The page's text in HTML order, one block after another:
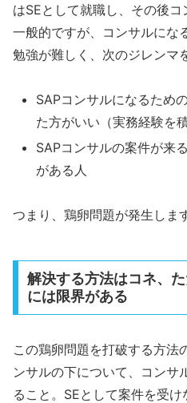
はSEとして就職し、その後
一般的ですが、コンサルにな
勉強が難しく、次のジレンマ
SAPコンサルになるため
た方がいい（実務経験を
SAPコンサルの案件が来
がある人
つまり、鶏卵問題が発生しま
解決する方法はコネ、
には限界がある
この鶏卵問題を打破する方法
ンサルの下について、コンサ
ること。SEとして案件を受